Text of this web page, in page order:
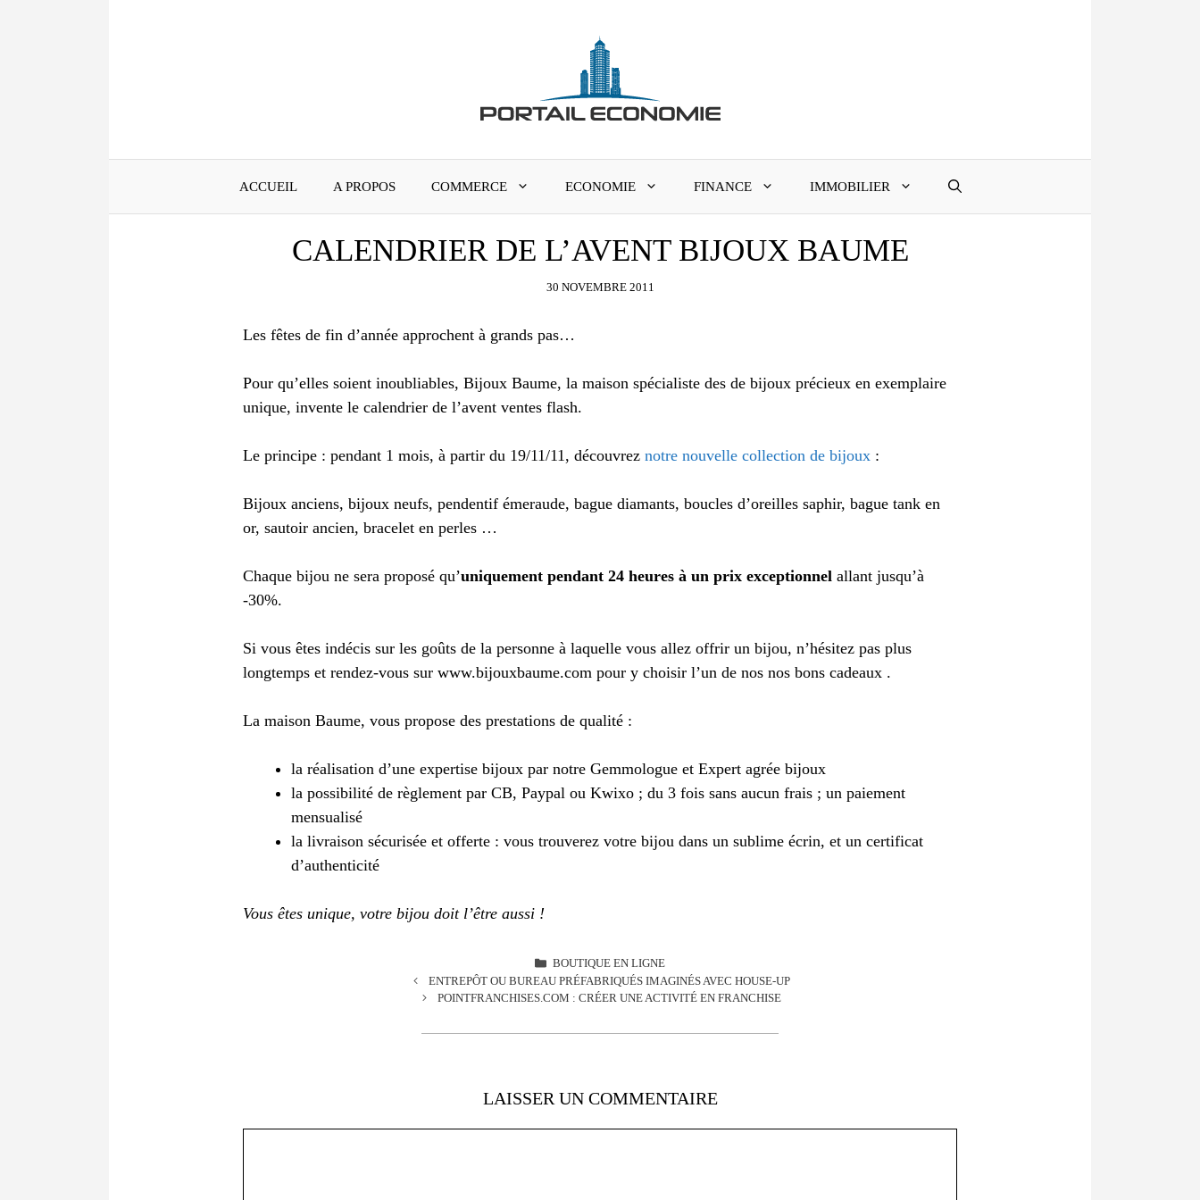
ACCUEIL A PROPOS COMMERCE ECONOMIE FINANCE IMMOBILIER
CALENDRIER DE L’AVENT BIJOUX BAUME
30 NOVEMBRE 2011
Les fêtes de fin d’année approchent à grands pas…
Pour qu’elles soient inoubliables, Bijoux Baume, la maison spécialiste des de bijoux précieux en exemplaire
unique, invente le calendrier de l’avent ventes flash.
Le principe : pendant 1 mois, à partir du 19/11/11, découvrez notre nouvelle collection de bijoux :
Bijoux anciens, bijoux neufs, pendentif émeraude, bague diamants, boucles d’oreilles saphir, bague tank en
or, sautoir ancien, bracelet en perles …
Chaque bijou ne sera proposé qu’uniquement pendant 24 heures à un prix exceptionnel allant jusqu’à
-30%.
Si vous êtes indécis sur les goûts de la personne à laquelle vous allez offrir un bijou, n’hésitez pas plus
longtemps et rendez-vous sur www.bijouxbaume.com pour y choisir l’un de nos nos bons cadeaux .
La maison Baume, vous propose des prestations de qualité :
la réalisation d’une expertise bijoux par notre Gemmologue et Expert agrée bijoux
la possibilité de règlement par CB, Paypal ou Kwixo ; du 3 fois sans aucun frais ; un paiement
mensualisé
la livraison sécurisée et offerte : vous trouverez votre bijou dans un sublime écrin, et un certificat
d’authenticité
Vous êtes unique, votre bijou doit l’être aussi !
CATÉGORIES
BOUTIQUE EN LIGNE
ENTREPÔT OU BUREAU PRÉFABRIQUÉS IMAGINÉS AVEC HOUSE-UP
POINTFRANCHISES.COM : CRÉER UNE ACTIVITÉ EN FRANCHISE
LAISSER UN COMMENTAIRE